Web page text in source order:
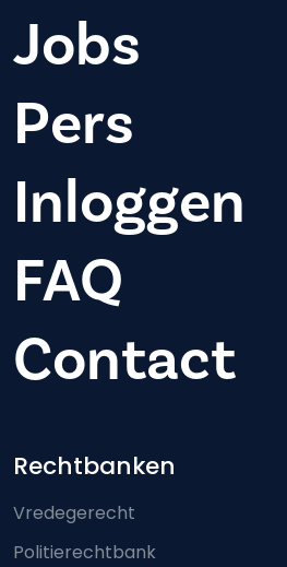
Jobs
Pers
Inloggen
FAQ
Contact
Footer-menu
Rechtbanken
Vredegerecht
Politierechtbank